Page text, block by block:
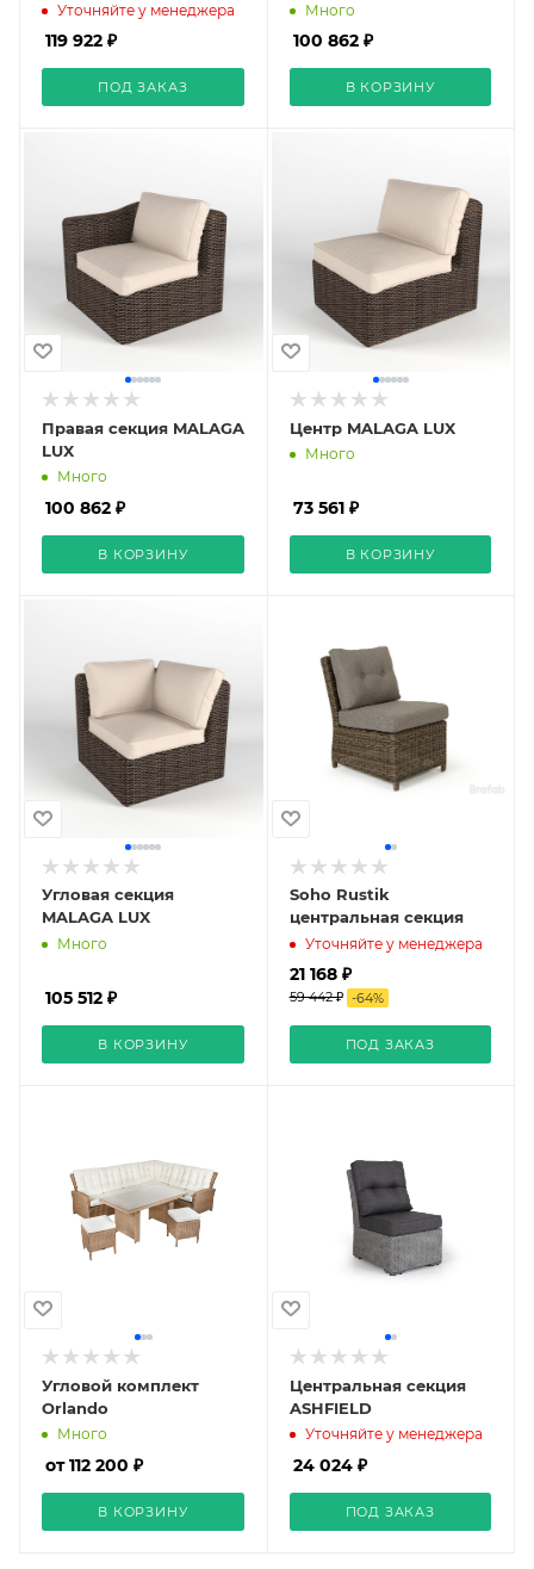
Уточняйте у менеджера
119 922 ₽
ПОД ЗАКАЗ
Много
100 862 ₽
В КОРЗИНУ
Правая секция MALAGA
LUX
Много
100 862 ₽
В КОРЗИНУ
Центр MALAGA LUX
Много
73 561 ₽
В КОРЗИНУ
Угловая секция
MALAGA LUX
Много
105 512 ₽
В КОРЗИНУ
Soho Rustik
центральная секция
Уточняйте у менеджера
21 168 ₽
59 442 ₽ -64%
ПОД ЗАКАЗ
Угловой комплект
Orlando
Много
от 112 200 ₽
В КОРЗИНУ
Центральная секция
ASHFIELD
Уточняйте у менеджера
24 024 ₽
ПОД ЗАКАЗ